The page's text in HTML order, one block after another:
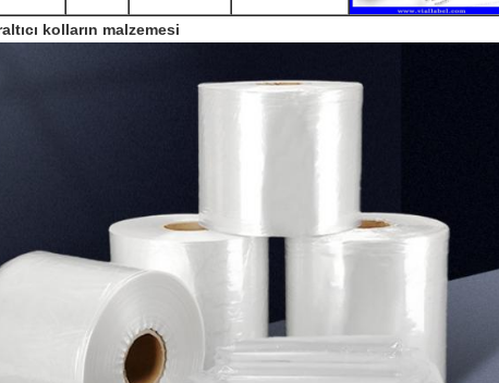
kolların malzemesi